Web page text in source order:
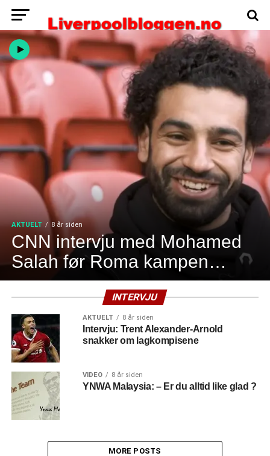
AKTUELT 8 år siden
CNN intervju med Mohamed
Salah før Roma kampen…
INTERVJU
AKTUELT 8 år siden
Intervju: Trent Alexander-Arnold
snakker om lagkompisene
VIDEO 8 år siden
YNWA Malaysia: – Er du alltid like glad ?
MORE POSTS